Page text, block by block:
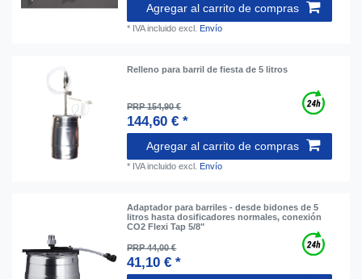
Agregar al carrito de compras
* IVA incluido excl. Envío
Relleno para barril de fiesta de 5 litros
PRP 154,90 €
144,60 € *
Agregar al carrito de compras
* IVA incluido excl. Envío
Adaptador para barriles - desde bidones de 5
litros hasta dosificadores normales, conexión
CO2 Flexi Tap 5/8"
PRP 44,00 €
41,10 € *